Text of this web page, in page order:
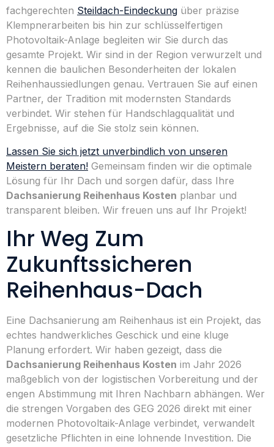
fachgerechten Steildach-Eindeckung über präzise
Klempnerarbeiten bis hin zur schlüsselfertigen
Photovoltaik-Anlage begleiten wir Sie durch das
gesamte Projekt. Wir sind in der Region verwurzelt und
kennen die baulichen Besonderheiten der lokalen
Reihenhaussiedlungen genau. Vertrauen Sie auf einen
Partner, der Tradition mit modernsten Standards
verbindet. Wir stehen für Handschlagqualität und
Ergebnisse, auf die Sie stolz sein können.
Lassen Sie sich jetzt unverbindlich von unseren
Meistern beraten! Gemeinsam finden wir die optimale
Lösung für Ihr Dach und sorgen dafür, dass Ihre
Dachsanierung Reihenhaus Kosten planbar und
transparent bleiben. Wir freuen uns auf Ihr Projekt!
Ihr Weg Zum
Zukunftssicheren
Reihenhaus-Dach
Eine Dachsanierung am Reihenhaus ist ein Projekt, das
echtes handwerkliches Geschick und eine kluge
Planung erfordert. Wir haben gezeigt, dass die
Dachsanierung Reihenhaus Kosten im Jahr 2026
maßgeblich von der logistischen Vorbereitung und der
engen Abstimmung mit Ihren Nachbarn abhängen. Wer
die strengen Vorgaben des GEG 2026 direkt mit einer
modernen Photovoltaik-Anlage verbindet, verwandelt
gesetzliche Pflichten in eine lohnende Investition. Die